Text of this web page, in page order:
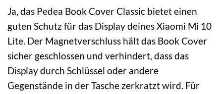
Ja, das Pedea Book Cover Classic bietet einen
guten Schutz für das Display deines Xiaomi Mi 10
Lite. Der Magnetverschluss hält das Book Cover
sicher geschlossen und verhindert, dass das
Display durch Schlüssel oder andere
Gegenstände in der Tasche zerkratzt wird. Für